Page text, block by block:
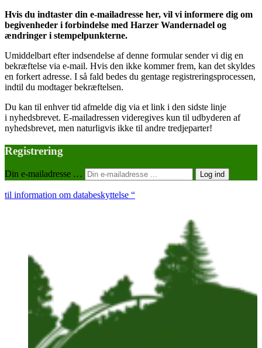
Hvis du ind­ta­ster din e‑mailadresse her, vil vi infor­me­re dig om
begi­ven­he­der i for­bin­del­se med Harzer Wan­der­na­del og
ændrin­ger i stempelpunkterne.
Umid­del­bart efter ind­sen­del­se af den­ne for­mu­lar sen­der vi dig en
bekræf­tel­se via e‑mail. Hvis den ikke kom­mer frem, kan det skyl­des
en for­kert adres­se. I så fald bedes du gen­ta­ge regi­stre­rings­pro­ces­sen,
ind­til du mod­ta­ger bekræftelsen.
Du kan til enhver tid afmel­de dig via et link i den sid­ste linje
i nyheds­bre­vet. E‑mailadressen vide­re­gi­ves kun til udby­de­ren af
nyheds­bre­vet, men natur­lig­vis ikke til andre tredjeparter!
Registrering
Din e‑mailadresse … Log ind
til infor­ma­tion om databeskyttelse “